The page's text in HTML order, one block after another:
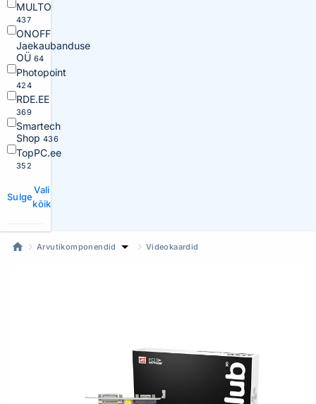
MULTO
437
ONOFF
Jaekaubanduse
OÜ 64
Photopoint
424
RDE.EE
369
Smartech
Shop 436
TopPC.ee
352
Sulge
Vali
kõik
Arvutikomponendid Videokaardid